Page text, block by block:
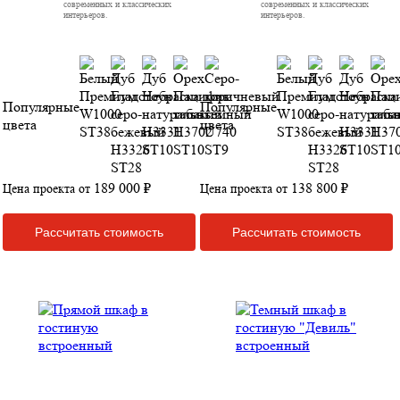
современных и классических
интерьеров.
Популярные
цвета
Цена проекта от 189 000 ₽
Рассчитать стоимость
современных и классических
интерьеров.
Популярные
цвета
Цена проекта от 138 800 ₽
Рассчитать стоимость